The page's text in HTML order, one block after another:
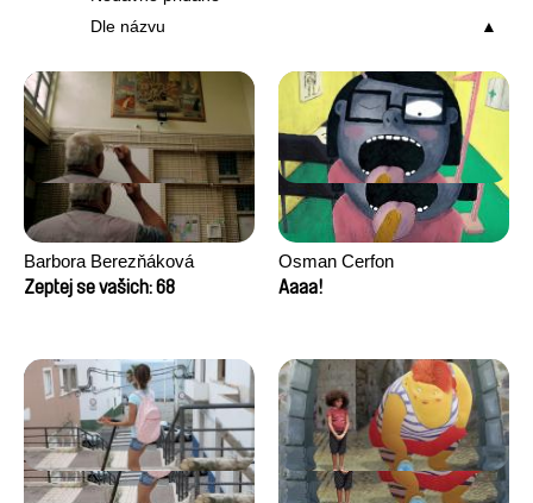
Dle názvu
Barbora Berezňáková
Zeptej se vašich: 68
Osman Cerfon
Aaaa!